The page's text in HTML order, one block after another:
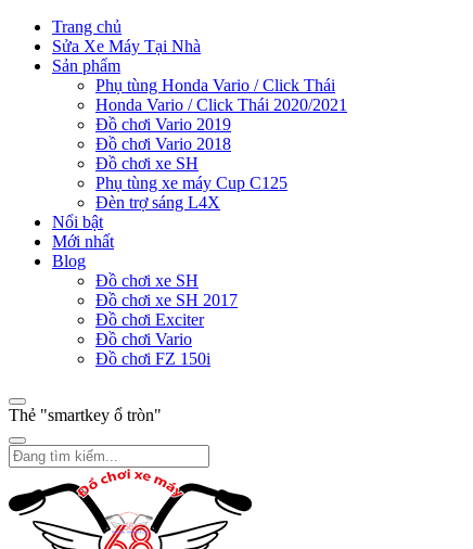
Trang chủ
Sửa Xe Máy Tại Nhà
Sản phẩm
Phụ tùng Honda Vario / Click Thái
Honda Vario / Click Thái 2020/2021
Đồ chơi Vario 2019
Đồ chơi Vario 2018
Đồ chơi xe SH
Phụ tùng xe máy Cup C125
Đèn trợ sáng L4X
Nổi bật
Mới nhất
Blog
Đồ chơi xe SH
Đồ chơi xe SH 2017
Đồ chơi Exciter
Đồ chơi Vario
Đồ chơi FZ 150i
Thẻ "smartkey ổ tròn"